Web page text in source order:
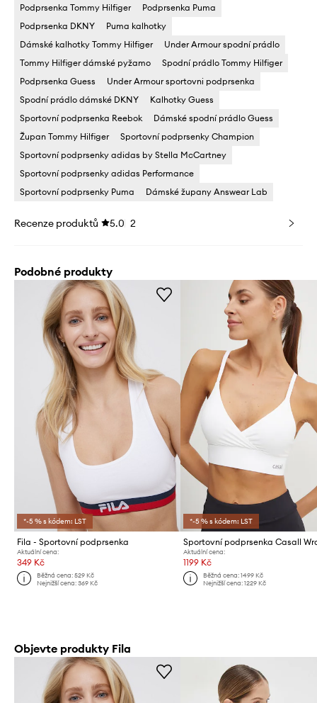
Podprsenka Tommy Hilfiger
Podprsenka Puma
Podprsenka DKNY
Puma kalhotky
Dámské kalhotky Tommy Hilfiger
Under Armour spodní prádlo
Tommy Hilfiger dámské pyžamo
Spodní prádlo Tommy Hilfiger
Podprsenka Guess
Under Armour sportovni podprsenka
Spodní prádlo dámské DKNY
Kalhotky Guess
Sportovní podprsenka Reebok
Dámské spodní prádlo Guess
Župan Tommy Hilfiger
Sportovní podprsenky Champion
Sportovní podprsenky adidas by Stella McCartney
Sportovní podprsenky adidas Performance
Sportovní podprsenky Puma
Dámské župany Answear Lab
Recenze produktů 5.0 2
Podobné produkty
*-5 % s kódem: LST
Fila - Sportovní podprsenka
Aktuální cena:
349 Kč
Běžná cena:529 Kč
Nejnižší cena:369 Kč
*-5 % s kódem: LST
Sportovní podprsenka Casall
Aktuální cena:
1199 Kč
Běžná cena: 1499 Kč
Nejnižší cena: 1229 Kč
Objevte produkty Fila